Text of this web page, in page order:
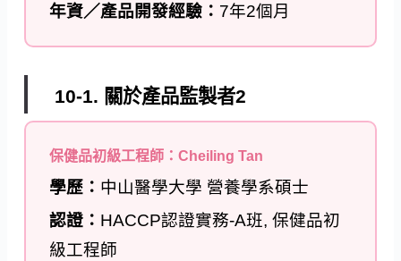
年資／產品開發經驗： 7年2個月
10-1. 關於產品監製者2
保健品初級工程師：Cheiling Tan
學歷： 中山醫學大學 營養學系碩士
認證： HACCP認證實務-A班, 保健品初
級工程師